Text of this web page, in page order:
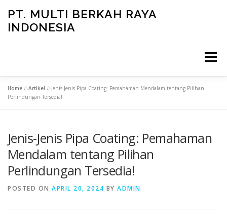
content
PT. MULTI BERKAH RAYA
INDONESIA
Menu
CONTACT
Home »Artikel »Jenis-Jenis Pipa Coating: Pemahaman Mendalam tentang Pilihan
Perlindungan Tersedia!
Jenis-Jenis Pipa Coating: Pemahaman
Mendalam tentang Pilihan
Perlindungan Tersedia!
POSTED ON APRIL 20, 2024 BY ADMIN